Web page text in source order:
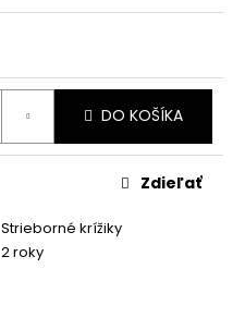
DO KOŠÍKA
Strieborné krížiky
2 roky
Zdieľať